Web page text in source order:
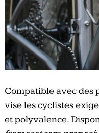
Compatible avec des
vise les cyclistes
et polyvalence.